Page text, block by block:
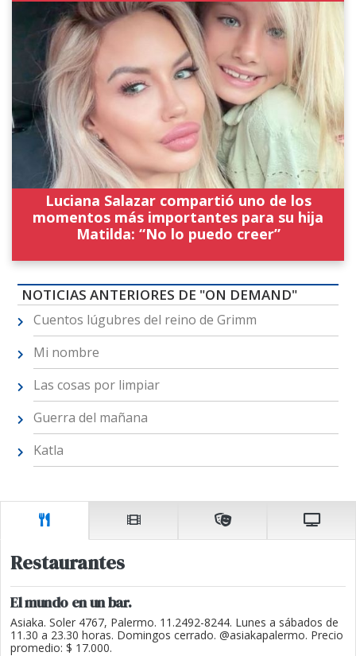
Luciana Salazar compartió uno de los
momentos más importantes para su hija
Matilda: “No lo puedo creer”
NOTICIAS ANTERIORES DE "ON DEMAND"
Cuentos lúgubres del reino de Grimm
Mi nombre
Las cosas por limpiar
Guerra del mañana
Katla
Restaurantes
El mundo en un bar.
Asiaka. Soler 4767, Palermo. 11.2492-8244. Lunes a sábados de
11.30 a 23.30 horas. Domingos cerrado. @asiakapalermo. Precio
promedio: $ 17.000.